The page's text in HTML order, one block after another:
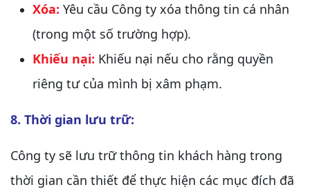
Xóa: Yêu cầu Công ty xóa thông tin cá nhân
(trong một số trường hợp).
Khiếu nại: Khiếu nại nếu cho rằng quyền
riêng tư của mình bị xâm phạm.
8. Thời gian lưu trữ:
Công ty sẽ lưu trữ thông tin khách hàng trong
thời gian cần thiết để thực hiện các mục đích đã